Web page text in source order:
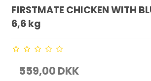
FIRSTMATE CHICKEN WITH
6,6 kg
559,00 DKK